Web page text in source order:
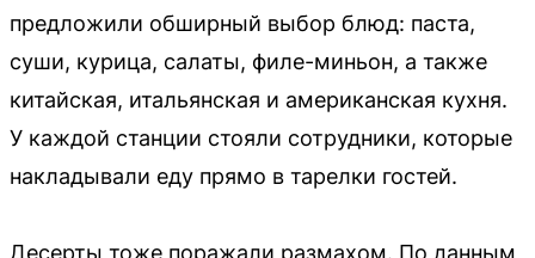
предложили обширный выбор блюд: паста,
суши, курица, салаты, филе-миньон, а также
китайская, итальянская и американская кухня.
У каждой станции стояли сотрудники, которые
накладывали еду прямо в тарелки гостей.
Десерты тоже поражали размахом. По данным